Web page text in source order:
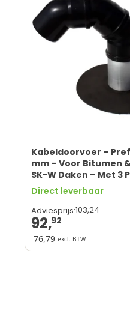
Kabeldoorvoer –
mm – Voor Bitumen &
SK-W Daken – Met 3
– Voor Airco &
Installatiesystemen
Direct leverbaar
Adviesprijs:103,24
92,92
76,79 excl. BTW